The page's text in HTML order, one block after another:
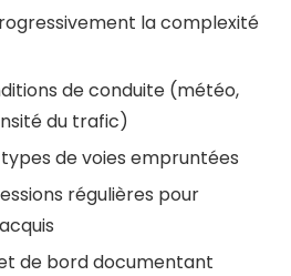
la complexité
de conduite (météo,
du trafic)
de voies empruntées
régulières pour
de bord documentant